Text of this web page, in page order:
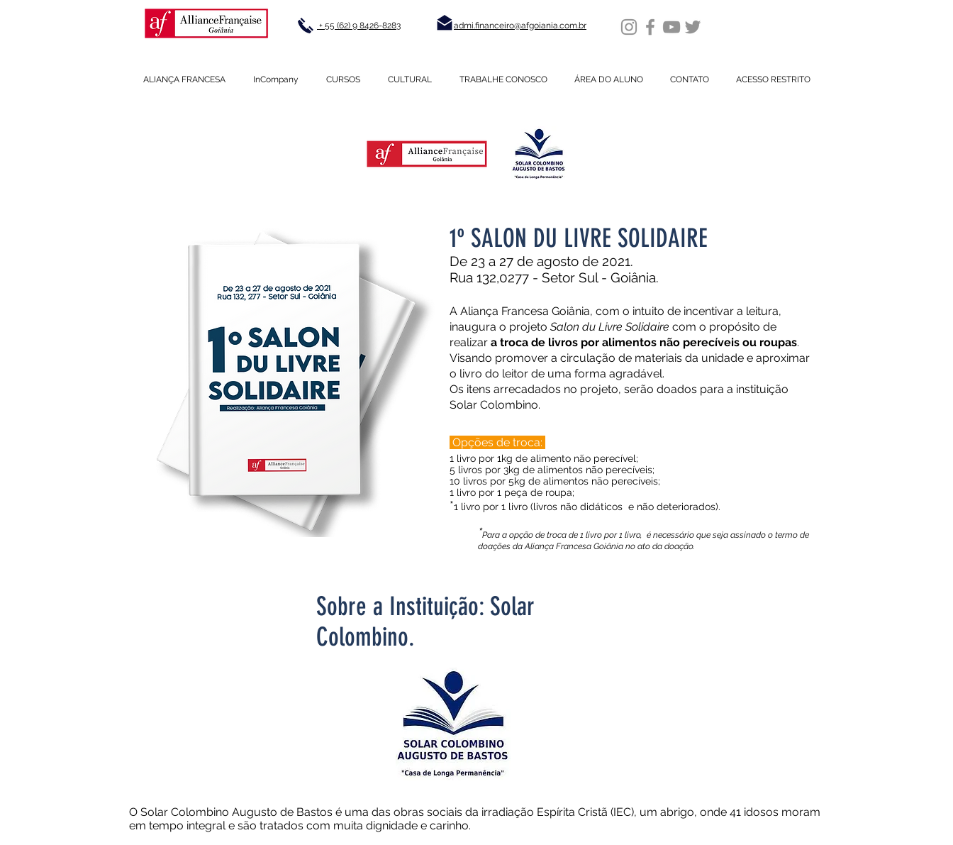
1º SALON DU LIVRE SOLIDAIRE
De 23 a 27 de agosto de 2021.
Rua 132,0277 - Setor Sul - Goiânia.
A Aliança Francesa Goiânia, com o intuito de incentivar a leitura,
inaugura o projeto Salon du Livre Solidaire com o propósito de
realizar a troca de livros por alimentos não perecíveis ou roupas.
Visando promover a circulação de materiais da unidade e aproximar
o livro do leitor de uma forma agradável.
Os itens arrecadados no projeto, serão doados para a instituição
Solar Colombino.
Opções de troca:
1 livro por 1kg de alimento não perecível;
5 livros por 3kg de alimentos não perecíveis;
10 livros por 5kg de alimentos não perecíveis;
1 livro por 1 peça de roupa;
*1 livro por 1 livro (livros não didáticos e não deteriorados).
*Para a opção de troca de 1 livro por 1 livro, é necessário que seja assinado o termo de
doações da Aliança Francesa Goiânia no ato da doação.
Sobre a Instituição: Solar
Colombino.
O Solar Colombino Augusto de Bastos é uma das obras sociais da irradiação Espírita Cristã (IEC), um abrigo, onde 41 idosos moram
em tempo integral e são tratados com muita dignidade e carinho.
ALIANÇA FRANCESA InCompany CURSOS CULTURAL TRABALHE CONOSCO ÁREA DO ALUNO CONTATO ACESSO RESTRITO
+ 55 (62) 9 8426-8283 admi.financeiro@afgoiania.com.br